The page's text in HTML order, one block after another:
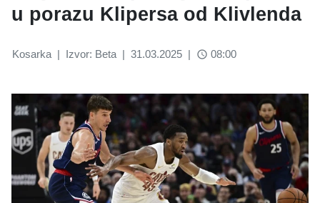
u porazu Klipersa od Klivlenda
Kosarka | Izvor: Beta | 31.03.2025 | access_time 08:00